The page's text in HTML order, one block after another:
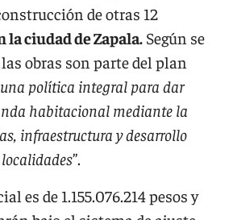
de otras 12
la ciudad de Zapala. Según se
obras son parte del plan
una política integral para dar
habitacional mediante la
infraestructura y desarrollo
”.
es de 1.155.076.214 pesos y